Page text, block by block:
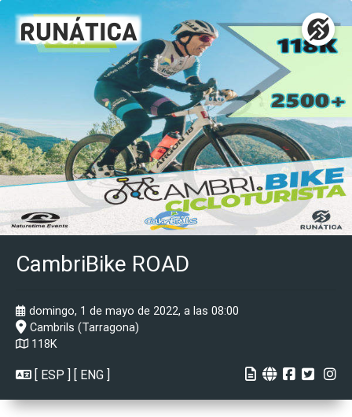
CambriBike ROAD
domingo, 1 de mayo de 2022, a las 08:00
Cambrils (Tarragona)
118K
[ ESP ] [ ENG ]